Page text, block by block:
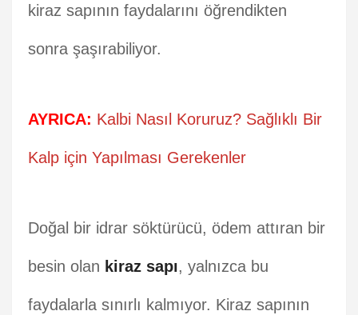
kiraz sapının faydalarını öğrendikten
sonra şaşırabiliyor.
AYRICA: Kalbi Nasıl Koruruz? Sağlıklı Bir
Kalp için Yapılması Gerekenler
Doğal bir idrar söktürücü, ödem attıran bir
besin olan kiraz sapı, yalnızca bu
faydalarla sınırlı kalmıyor. Kiraz sapının